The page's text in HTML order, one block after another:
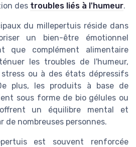
des troubles liés à l'humeur.
du millepertuis réside dans
un bien-être émotionnel
que complément alimentaire
les troubles de l'humeur,
ou à des états dépressifs
plus, les produits à base de
sous forme de bio gélules ou
un équilibre mental et
de nombreuses personnes.
est souvent renforcée